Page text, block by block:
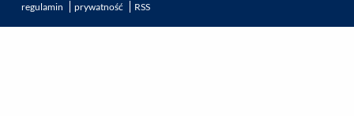
regulamin
prywatność RSS